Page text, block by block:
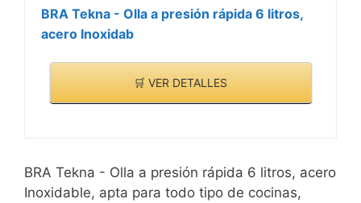
BRA Tekna - Olla a presión rápida 6 litros,
acero Inoxidab
🛒 VER DETALLES
BRA Tekna - Olla a presión rápida 6 litros, acero
Inoxidable, apta para todo tipo de cocinas,